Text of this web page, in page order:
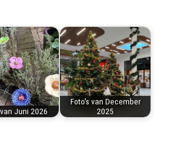
Juni 2026
Foto's van December
2025